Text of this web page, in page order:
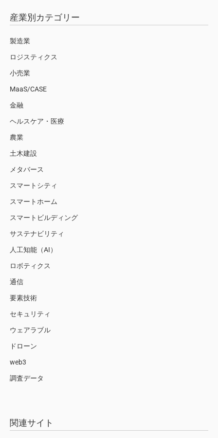
産業別カテゴリー
製造業
ロジスティクス
小売業
MaaS/CASE
金融
ヘルスケア・医療
農業
土木建設
メタバース
スマートシティ
スマートホーム
スマートビルディング
サステナビリティ
人工知能（AI）
ロボティクス
通信
要素技術
セキュリティ
ウェアラブル
ドローン
web3
調査データ
関連サイト